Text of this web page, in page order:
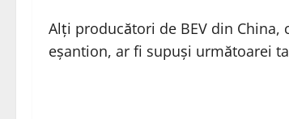
Alți producători de BEV din
eșantion, ar fi supuși următoarei